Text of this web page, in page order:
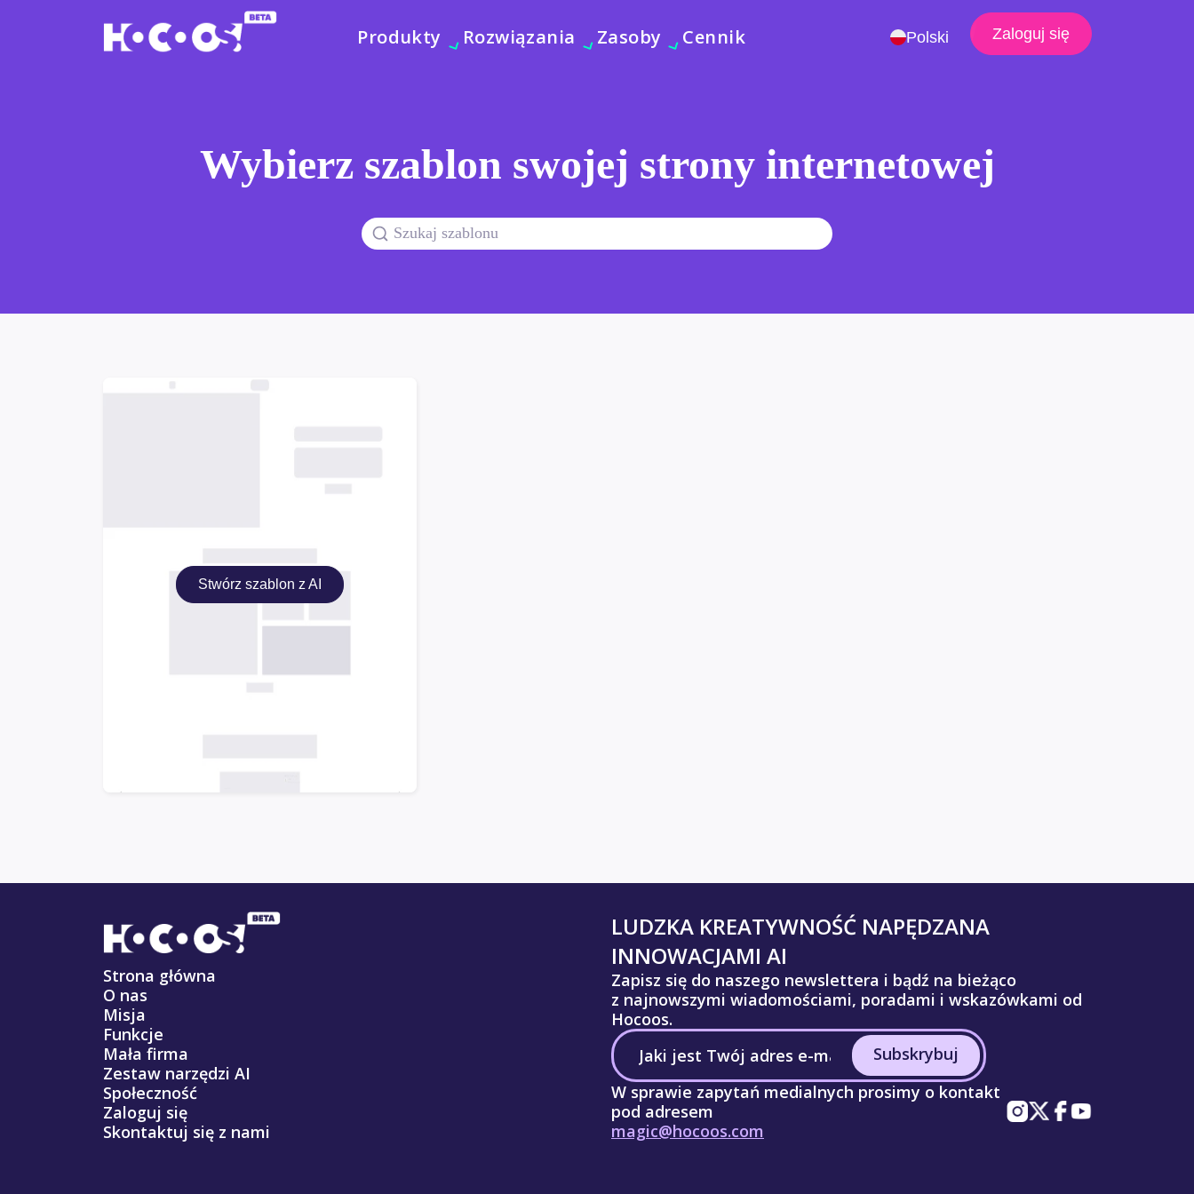
Produkty Rozwiązania Zasoby Cennik Polski Zaloguj się
Wybierz szablon swojej strony internetowej
Stwórz szablon z AI
Strona główna
O nas
Misja
Funkcje
Mała firma
Zestaw narzędzi AI
Społeczność
Zaloguj się
Skontaktuj się z nami
LUDZKA KREATYWNOŚĆ NAPĘDZANA
INNOWACJAMI AI
Zapisz się do naszego newslettera i bądź na bieżąco
z najnowszymi wiadomościami, poradami i wskazówkami od
Hocoos.
Subskrybuj
W sprawie zapytań medialnych prosimy o kontakt
pod adresem
magic@hocoos.com